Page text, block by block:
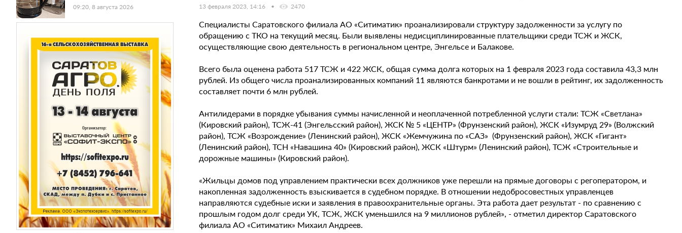
09:20, 8 августа 2026 13 февраля 2023, 14:16 2470
Специалисты Саратовского филиала АО «Ситиматик» проанализировали структуру задолженности за услугу по
обращению с ТКО на текущий месяц. Были выявлены недисциплинированные плательщики среди ТСЖ и ЖСК,
осуществляющие свою деятельность в региональном центре, Энгельсе и Балакове.
Всего была оценена работа 517 ТСЖ и 422 ЖСК, общая сумма долга которых на 1 февраля 2023 года составила 43,3 млн
рублей. Из общего числа проанализированных компаний 11 являются банкротами и не вошли в рейтинг, их задолженность
составляет почти 6 млн рублей.
Антилидерами в порядке убывания суммы начисленной и неоплаченной потребленной услуги стали: ТСЖ «Светлана»
(Кировский район), ТСЖ-41 (Энгельсский район), ЖСК № 5 «ЦЕНТР» (Фрунзенский район), ЖСК «Изумруд 29» (Волжский
район), ТСЖ «Возрождение» (Ленинский район), ЖСК «Жемчужина по «САЗ» (Фрунзенский район), ЖСК «Гигант»
(Ленинский район), ТСН «Навашина 40» (Кировский район), ЖСК «Штурм» (Ленинский район), ТСЖ «Строительные и
дорожные машины» (Кировский район).
«Жильцы домов под управлением практически всех должников уже перешли на прямые договоры с регоператором, и
накопленная задолженность взыскивается в судебном порядке. В отношении недобросовестных управленцев
направляются судебные иски и заявления в правоохранительные органы. Эта работа дает результат - по сравнению с
прошлым годом долг среди УК, ТСЖ, ЖСК уменьшился на 9 миллионов рублей», - отметил директор Саратовского
филиала АО «Ситиматик» Михаил Андреев.